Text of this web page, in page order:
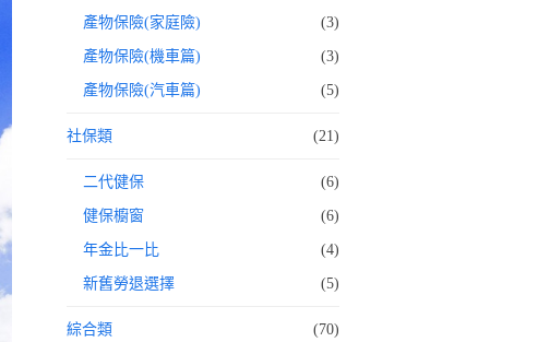
產物保險(家庭險) (3)
產物保險(機車篇) (3)
產物保險(汽車篇) (5)
社保類 (21)
二代健保 (6)
健保櫥窗 (6)
年金比一比 (4)
新舊勞退選擇 (5)
綜合類 (70)